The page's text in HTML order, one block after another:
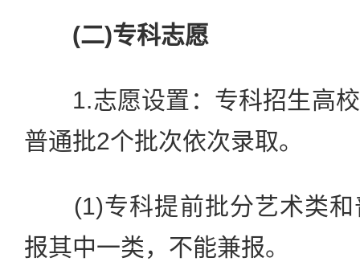
(二)专科志愿
1.志愿设置：专科招生高校
普通批2个批次依次录取。
(1)专科提前批分艺术类和
报其中一类，不能兼报。